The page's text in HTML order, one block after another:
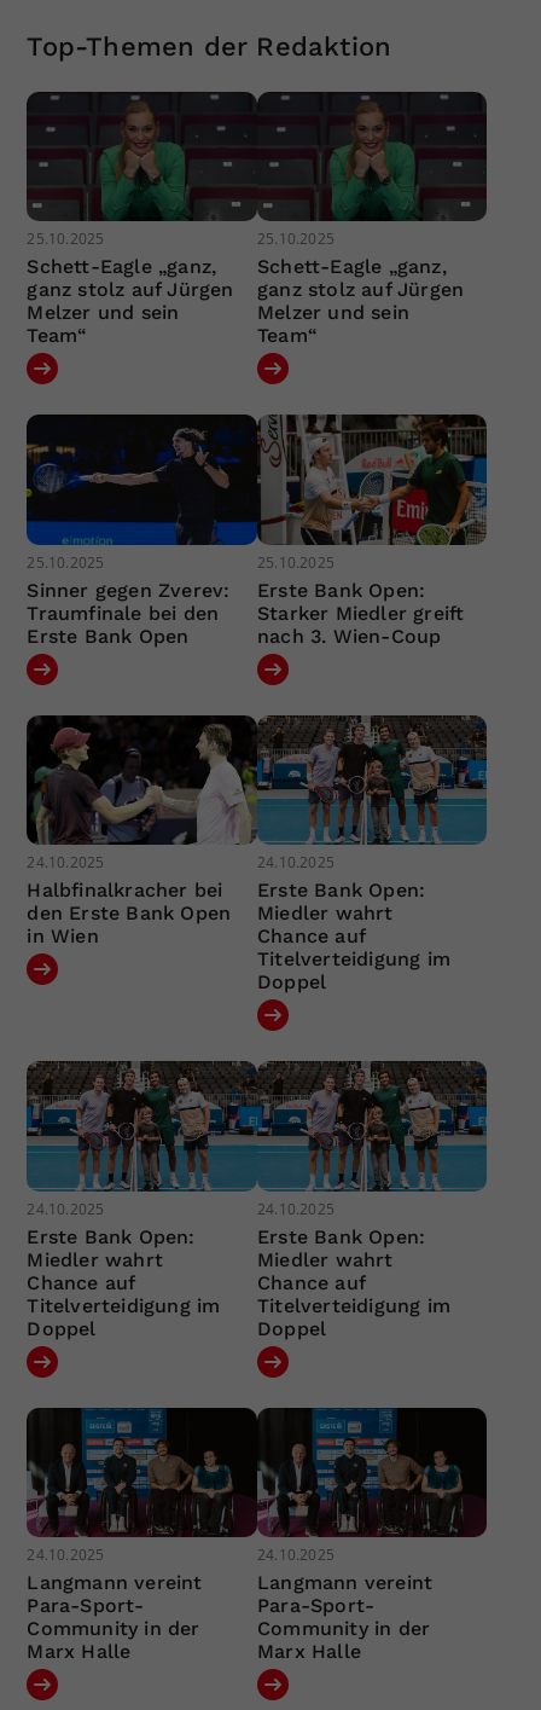
Top-Themen der Redaktion
25.10.2025
Schett-Eagle „ganz,
ganz stolz auf Jürgen
Melzer und sein
Team“
25.10.2025
Schett-Eagle „ganz,
ganz stolz auf Jürgen
Melzer und sein
Team“
25.10.2025
Sinner gegen Zverev:
Traumfinale bei den
Erste Bank Open
25.10.2025
Erste Bank Open:
Starker Miedler greift
nach 3. Wien-Coup
24.10.2025
Halbfinalkracher bei
den Erste Bank Open
in Wien
24.10.2025
Erste Bank Open:
Miedler wahrt
Chance auf
Titelverteidigung im
Doppel
24.10.2025
Erste Bank Open:
Miedler wahrt
Chance auf
Titelverteidigung im
Doppel
24.10.2025
Erste Bank Open:
Miedler wahrt
Chance auf
Titelverteidigung im
Doppel
24.10.2025
Langmann vereint
Para-Sport-
Community in der
Marx Halle
24.10.2025
Langmann vereint
Para-Sport-
Community in der
Marx Halle